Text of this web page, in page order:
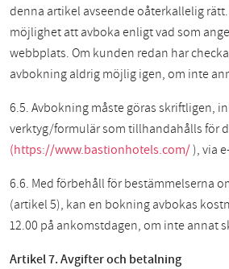
denna artikel avseende oåterkallelig
möjlighet att avboka enligt vad som
webbplats. Om kunden redan har
avbokning aldrig möjlig igen, om inte
6.5. Avbokning måste göras skriftligen,
verktyg/formulär som tillhandahålls för
(https://www.bastionhotels.com/), via
6.6. Med förbehåll för bestämmelserna
(artikel 5), kan en bokning avbokas
12.00 på ankomstdagen, om inte annat
Artikel 7. Avgifter och betalning